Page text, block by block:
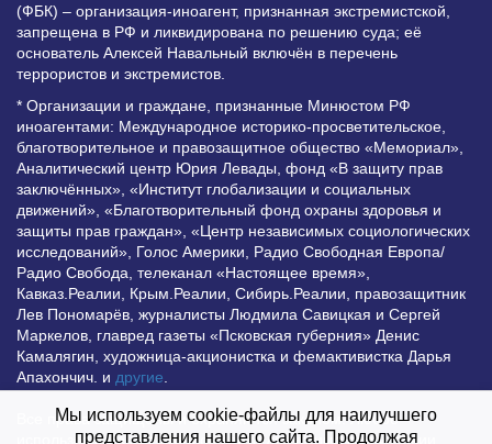
(ФБК) – организация-иноагент, признанная экстремистской,
запрещена в РФ и ликвидирована по решению суда; её
основатель Алексей Навальный включён в перечень
террористов и экстремистов.
* Организации и граждане, признанные Минюстом РФ
иноагентами: Международное историко-просветительское,
благотворительное и правозащитное общество «Мемориал»,
Аналитический центр Юрия Левады, фонд «В защиту прав
заключённых», «Институт глобализации и социальных
движений», «Благотворительный фонд охраны здоровья и
защиты прав граждан», «Центр независимых социологических
исследований», Голос Америки, Радио Свободная Европа/
Радио Свобода, телеканал «Настоящее время»,
Кавказ.Реалии, Крым.Реалии, Сибирь.Реалии, правозащитник
Лев Пономарёв, журналисты Людмила Савицкая и Сергей
Маркелов, главред газеты «Псковская губерния» Денис
Камалягин, художница-акционистка и фемактивистка Дарья
Апахончич. и другие
Все права защищены и охраняются законом. Любое
использование материалов сайта допустимо при условии
Мы используем cookie-файлы для наилучшего
представления нашего сайта. Продолжая